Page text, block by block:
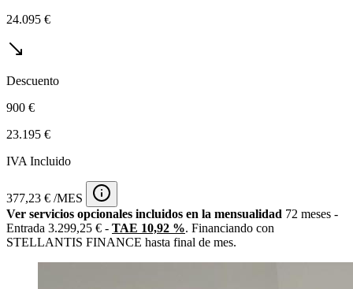
24.095 €
Descuento
900 €
23.195 €
IVA Incluido
377,23 € /MES
Ver servicios opcionales incluidos en la mensualidad 72 meses -
Entrada 3.299,25 € - TAE 10,92 %. Financiando con
STELLANTIS FINANCE hasta final de mes.